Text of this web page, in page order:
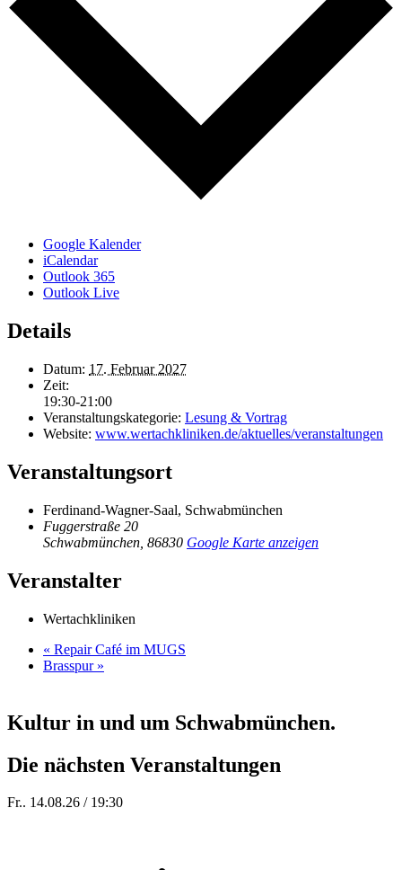
Google Kalender
iCalendar
Outlook 365
Outlook Live
Details
Datum: 17. Februar 2027
Zeit:
19:30-21:00
Veranstaltungskategorie: Lesung & Vortrag
Website: www.wertachkliniken.de/aktuelles/veranstaltungen
Veranstaltungsort
Ferdinand-Wagner-Saal, Schwabmünchen
Fuggerstraße 20
Schwabmünchen 86830 Google Karte anzeigen
Veranstalter
Wertachkliniken
« Repair Café im MUGS
Brasspur »
Kultur in und um Schwabmünchen.
Die nächsten Veranstaltungen
Fr.. 14.08.26 / 19:30